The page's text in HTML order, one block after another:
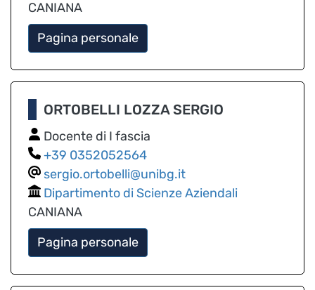
CANIANA
Pagina personale
ORTOBELLI LOZZA SERGIO
Docente di I fascia
0352052564
sergio.ortobelli@unibg.it
Dipartimento di Scienze Aziendali
CANIANA
Pagina personale